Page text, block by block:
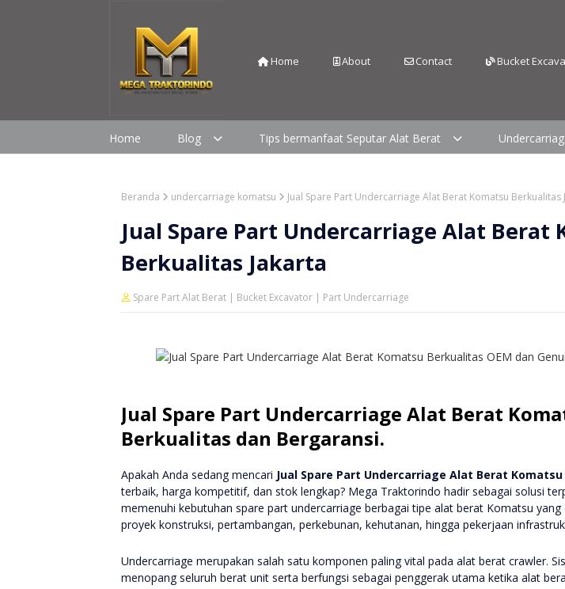
Home About Contact Bucket
Home Blog Tips bermanfaat Seputar Alat Berat
Beranda undercarriage komatsu Jual Spare Part Undercarriage Alat Berat Komatsu Berkualitas
Jual Spare Part Undercarriage Alat Berat
Berkualitas Jakarta
Spare Part Alat Berat | Bucket Excavator | Part Undercarriage
Jual Spare Part Undercarriage Alat Berat
Berkualitas dan Bergaransi.
Apakah Anda sedang mencari Jual Spare Part Undercarriage Alat Berat Komatsu
terbaik, harga kompetitif, dan stok lengkap? Mega Traktorindo hadir sebagai solusi
memenuhi kebutuhan spare part undercarriage berbagai tipe alat berat Komatsu yang
proyek konstruksi, pertambangan, perkebunan, kehutanan, hingga pekerjaan
Undercarriage merupakan salah satu komponen paling vital pada alat berat crawler.
menopang seluruh berat unit serta berfungsi sebagai penggerak utama ketika alat